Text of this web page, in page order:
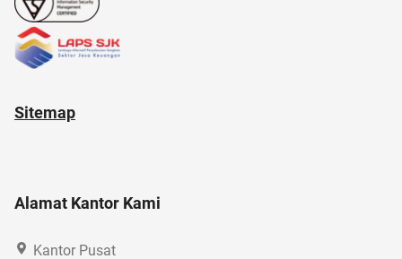
Sitemap
Alamat Kantor Kami
Kantor Pusat